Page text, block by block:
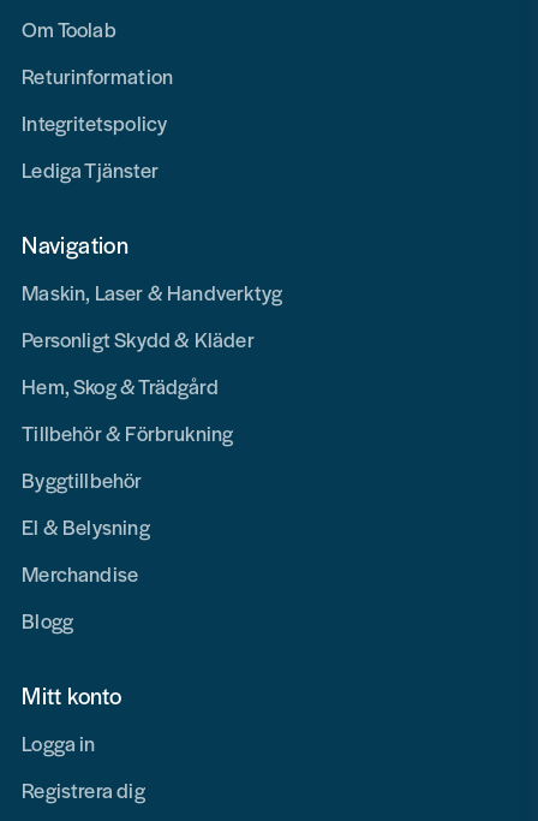
Om Toolab
Returinformation
Integritetspolicy
Lediga Tjänster
Navigation
Maskin, Laser & Handverktyg
Personligt Skydd & Kläder
Hem, Skog & Trädgård
Tillbehör & Förbrukning
Byggtillbehör
El & Belysning
Merchandise
Blogg
Mitt konto
Logga in
Registrera dig